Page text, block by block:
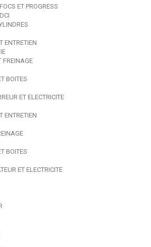
ET PROGRESS
ENTRETIEN
FREINAGE
BOITES
ET ELECTRICITE
ENTRETIEN
BOITES
ET ELECTRICITE